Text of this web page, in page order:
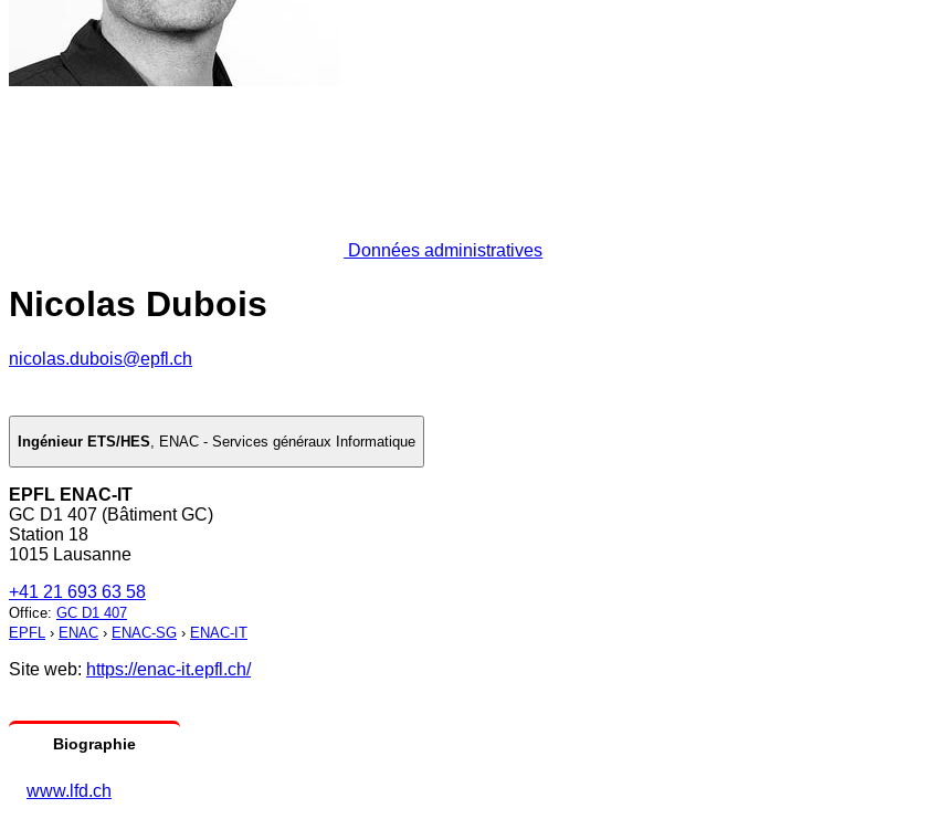
Données administratives
Nicolas Dubois
nicolas.dubois@epfl.ch
Ingénieur ETS/HES, ENAC - Services généraux Informatique
EPFL ENAC-IT
GC D1 407 (Bâtiment GC)
Station 18
1015 Lausanne
+41 21 693 63 58
Office: GC D1 407
EPFL › ENAC › ENAC-SG › ENAC-IT
Site web: https://enac-it.epfl.ch/
Biographie
www.lfd.ch